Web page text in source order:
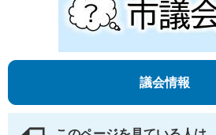
議会情報